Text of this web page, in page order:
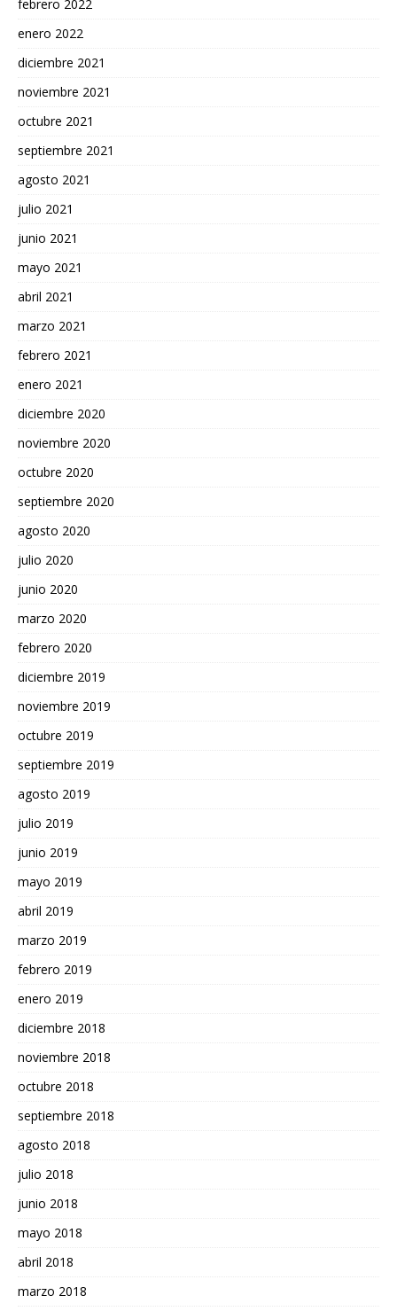
febrero 2022
enero 2022
diciembre 2021
noviembre 2021
octubre 2021
septiembre 2021
agosto 2021
julio 2021
junio 2021
mayo 2021
abril 2021
marzo 2021
febrero 2021
enero 2021
diciembre 2020
noviembre 2020
octubre 2020
septiembre 2020
agosto 2020
julio 2020
junio 2020
marzo 2020
febrero 2020
diciembre 2019
noviembre 2019
octubre 2019
septiembre 2019
agosto 2019
julio 2019
junio 2019
mayo 2019
abril 2019
marzo 2019
febrero 2019
enero 2019
diciembre 2018
noviembre 2018
octubre 2018
septiembre 2018
agosto 2018
julio 2018
junio 2018
mayo 2018
abril 2018
marzo 2018